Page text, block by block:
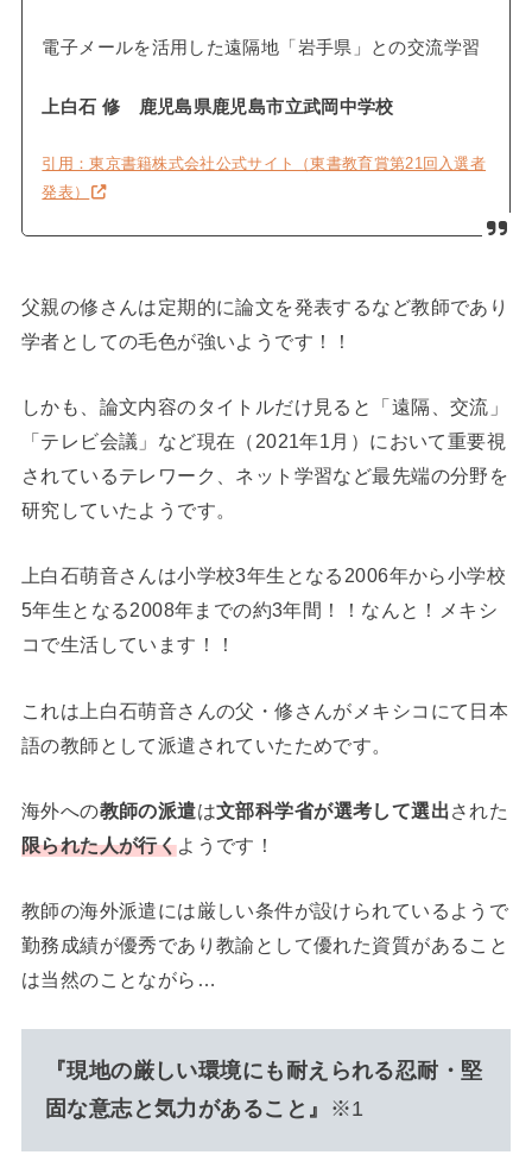
電子メールを活用した遠隔地「岩手県」との交流学習
上白石 修 鹿児島県鹿児島市立武岡中学校
引用：東京書籍株式会社公式サイト（東書教育賞第21回入選者
発表）
父親の修さんは定期的に論文を発表するなど教師であり
学者としての毛色が強いようです！！
しかも、論文内容のタイトルだけ見ると「遠隔、交流」
「テレビ会議」など現在（2021年1月）において重要視
されているテレワーク、ネット学習など最先端の分野を
研究していたようです。
上白石萌音さんは小学校3年生となる2006年から小学校
5年生となる2008年までの約3年間！！なんと！メキシ
コで生活しています！！
これは上白石萌音さんの父・修さんがメキシコにて日本
語の教師として派遣されていたためです。
海外への教師の派遣は文部科学省が選考して選出された
限られた人が行くようです！
教師の海外派遣には厳しい条件が設けられているようで
勤務成績が優秀であり教諭として優れた資質があること
は当然のことながら…
『現地の厳しい環境にも耐えられる忍耐・堅
固な意志と気力があること』
※1